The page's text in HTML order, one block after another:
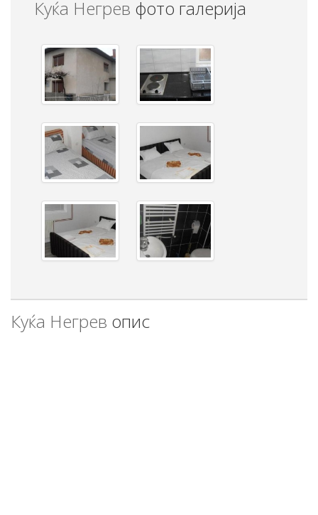
Куќа Негрев фото галерија
Куќа Негрев опис